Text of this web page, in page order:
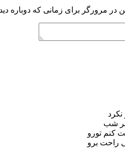
در مرورگر برای زمانی که دوباره
شب
کنم تورو
راحت برو